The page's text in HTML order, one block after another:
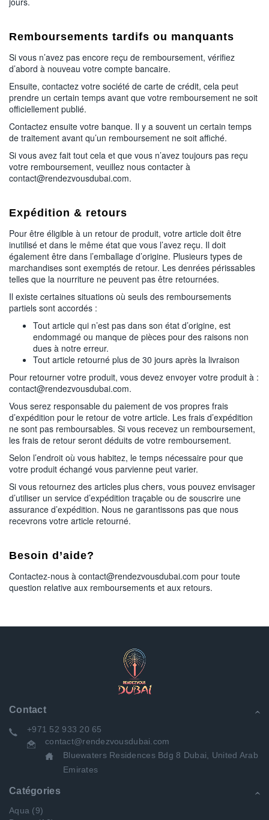
Remboursements tardifs ou manquants
Si vous n’avez pas encore reçu de remboursement, vérifiez
d’abord à nouveau votre compte bancaire.
Ensuite, contactez votre société de carte de crédit, cela peut
prendre un certain temps avant que votre remboursement ne soit
officiellement publié.
Contactez ensuite votre banque. Il y a souvent un certain temps
de traitement avant qu’un remboursement ne soit affiché.
Si vous avez fait tout cela et que vous n’avez toujours pas reçu
votre remboursement, veuillez nous contacter à
contact@rendezvousdubai.com.
Expédition & retours
Pour être éligible à un retour de produit, votre article doit être
inutilisé et dans le même état que vous l’avez reçu. Il doit
également être dans l’emballage d’origine. Plusieurs types de
marchandises sont exemptés de retour. Les denrées périssables
telles que la nourriture ne peuvent pas être retournées.
Il existe certaines situations où seuls des remboursements
partiels sont accordés :
Tout article qui n’est pas dans son état d’origine, est
endommagé ou manque de pièces pour des raisons non
dues à notre erreur.
Tout article retourné plus de 30 jours après la livraison
Pour retourner votre produit, vous devez envoyer votre produit à :
contact@rendezvousdubai.com.
Vous serez responsable du paiement de vos propres frais
d’expédition pour le retour de votre article. Les frais d’expédition
ne sont pas remboursables. Si vous recevez un remboursement,
les frais de retour seront déduits de votre remboursement.
Selon l’endroit où vous habitez, le temps nécessaire pour que
votre produit échangé vous parvienne peut varier.
Si vous retournez des articles plus chers, vous pouvez envisager
d’utiliser un service d’expédition traçable ou de souscrire une
assurance d’expédition. Nous ne garantissons pas que nous
recevrons votre article retourné.
Besoin d’aide?
Contactez-nous à contact@rendezvousdubai.com pour toute
question relative aux remboursements et aux retours.
Contact
+971 52 933 20 65
contact@rendezvousdubai.com
Bluewaters Residences Bdg 8 Dubai, United Arab
Emirates
Catégories
Aqua (9)